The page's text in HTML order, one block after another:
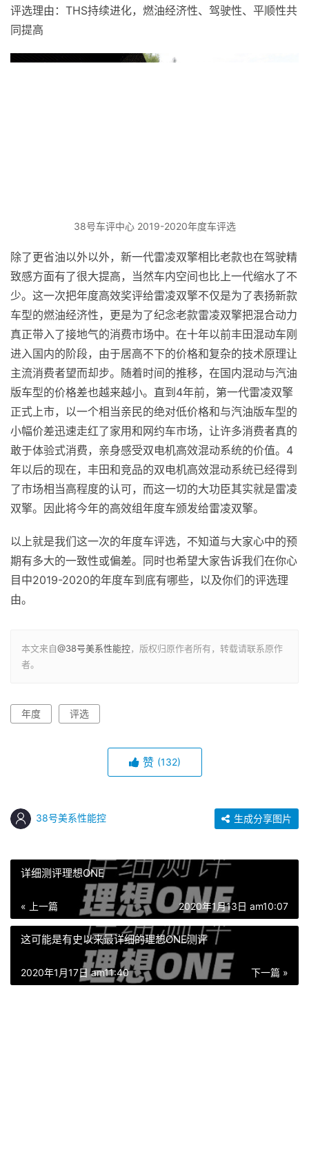
评选理由：THS持续进化，燃油经济性、驾驶性、平顺性共
同提高
38号车评中心 2019-2020年度车评选
除了更省油以外以外，新一代雷凌双擎相比老款也在驾驶精
致感方面有了很大提高，当然车内空间也比上一代缩水了不
少。这一次把年度高效奖评给雷凌双擎不仅是为了表扬新款
车型的燃油经济性，更是为了纪念老款雷凌双擎把混合动力
真正带入了接地气的消费市场中。在十年以前丰田混动车刚
进入国内的阶段，由于居高不下的价格和复杂的技术原理让
主流消费者望而却步。随着时间的推移，在国内混动与汽油
版车型的价格差也越来越小。直到4年前，第一代雷凌双擎
正式上市，以一个相当亲民的绝对低价格和与汽油版车型的
小幅价差迅速走红了家用和网约车市场，让许多消费者真的
敢于体验式消费，亲身感受双电机高效混动系统的价值。4
年以后的现在，丰田和竞品的双电机高效混动系统已经得到
了市场相当高程度的认可，而这一切的大功臣其实就是雷凌
双擎。因此将今年的高效组年度车颁发给雷凌双擎。
以上就是我们这一次的年度车评选，不知道与大家心中的预
期有多大的一致性或偏差。同时也希望大家告诉我们在你心
目中2019-2020的年度车到底有哪些，以及你们的评选理
由。​​​​
本文来自@38号美系性能控，版权归原作者所有，转载请联系原作
者。
年度 评选
赞 (132)
38号美系性能控 生成分享图片
详细测评理想ONE
« 上一篇 2020年1月13日 am10:07
这可能是有史以来最详细的理想ONE测评
下一篇 »
2020年1月17日 am11:40